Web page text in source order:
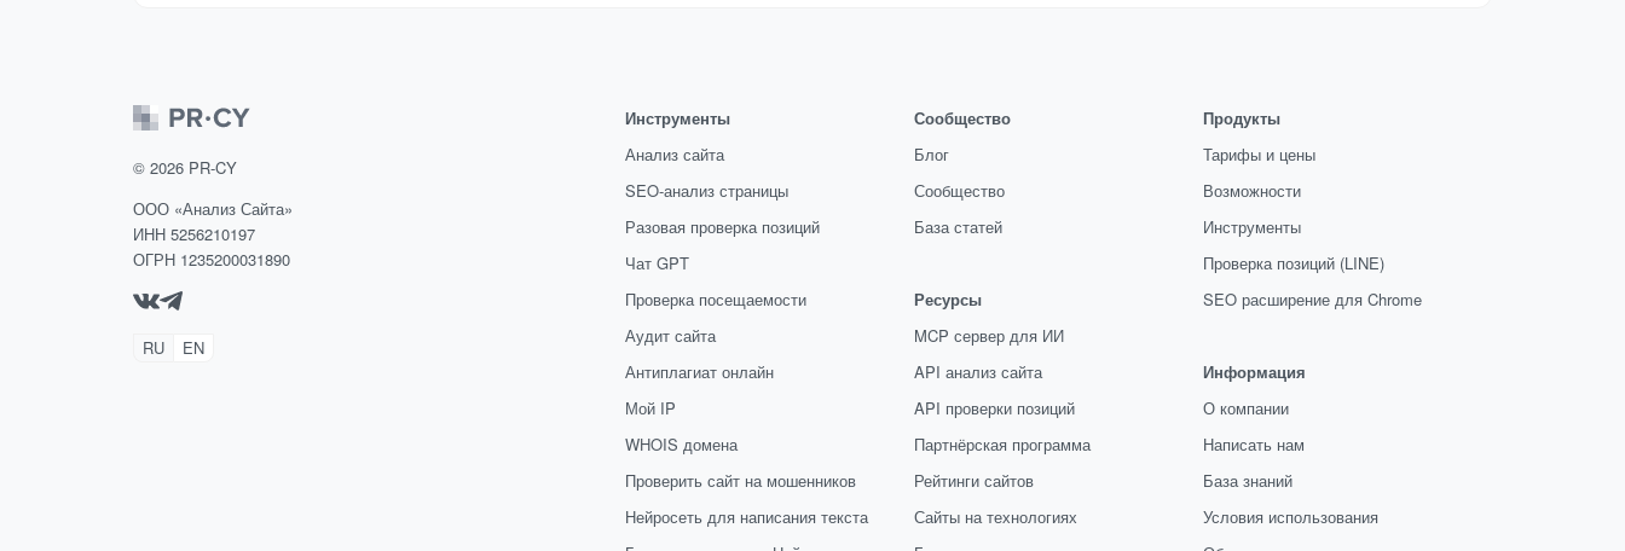
© 2026 PR-CY
ООО «Анализ Сайта»
ИНН 5256210197
ОГРН 1235200031890
RU EN
Инструменты
Анализ сайта
SEO-анализ страницы
Разовая проверка позиций
Чат GPT
Проверка посещаемости
Аудит сайта
Антиплагиат онлайн
Мой IP
WHOIS домена
Проверить сайт на мошенников
Нейросеть для написания текста
Сообщество
Блог
Сообщество
База статей
Ресурсы
MCP сервер для ИИ
API анализ сайта
API проверки позиций
Партнёрская программа
Рейтинги сайтов
Сайты на технологиях
Продукты
Тарифы и цены
Возможности
Инструменты
Проверка позиций (LINE)
SEO расширение для Chrome
Информация
О компании
Написать нам
База знаний
Условия использования